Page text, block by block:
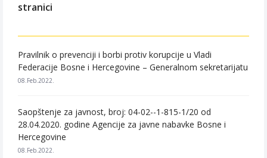
stranici
Pravilnik o prevenciji i borbi protiv korupcije u Vladi
Federacije Bosne i Hercegovine – Generalnom sekretarijatu
08.Feb.2022.
Saopštenje za javnost, broj: 04-02--1-815-1/20 od
28.04.2020. godine Agencije za javne nabavke Bosne i
Hercegovine
08.Feb.2022.